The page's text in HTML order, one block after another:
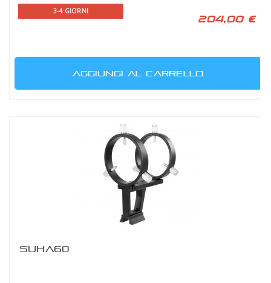
3-4 GIORNI
204,00 €
AGGIUNGI AL CARRELLO
SUHA60